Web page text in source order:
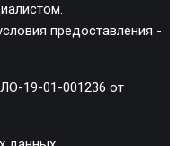
предоставления -
19-01-001236 от